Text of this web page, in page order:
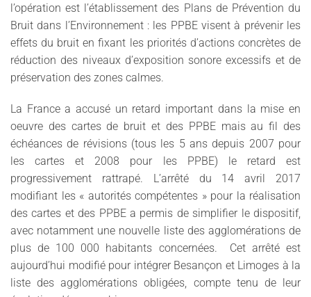
l’opération est l’établissement des Plans de Prévention du
Bruit dans l’Environnement : les PPBE visent à prévenir les
effets du bruit en fixant les priorités d’actions concrètes de
réduction des niveaux d’exposition sonore excessifs et de
préservation des zones calmes.
La France a accusé un retard important dans la mise en
oeuvre des cartes de bruit et des PPBE mais au fil des
échéances de révisions (tous les 5 ans depuis 2007 pour
les cartes et 2008 pour les PPBE) le retard est
progressivement rattrapé. L’arrêté du 14 avril 2017
modifiant les « autorités compétentes » pour la réalisation
des cartes et des PPBE a permis de simplifier le dispositif,
avec notamment une nouvelle liste des agglomérations de
plus de 100 000 habitants concernées. Cet arrêté est
aujourd’hui modifié pour intégrer Besançon et Limoges à la
liste des agglomérations obligées, compte tenu de leur